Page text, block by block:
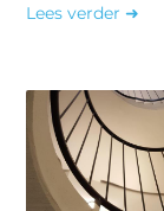
Lees verder ➜